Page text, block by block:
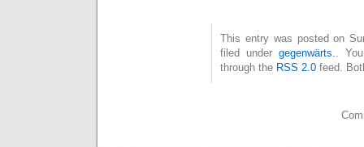
This entry was posted on
filed undergegenwärts..
through the RSS 2.0 feed.